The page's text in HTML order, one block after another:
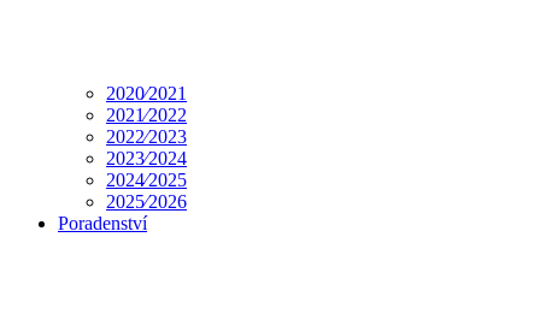
2020⁄2021
2021⁄2022
2022⁄2023
2023⁄2024
2024⁄2025
2025⁄2026
Poradenství